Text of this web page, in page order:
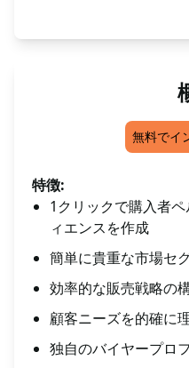
無料でイ
特徴:
1クリックで購入者
ィエンスを作成
簡単に貴重な市場セ
効率的な販売戦略の
顧客ニーズを的確に
独自のバイヤープロ